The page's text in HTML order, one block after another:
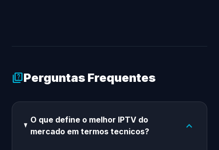
quizPerguntas Frequentes
O que define o melhor IPTV do
mercado em termos tecnicos?
expand_more